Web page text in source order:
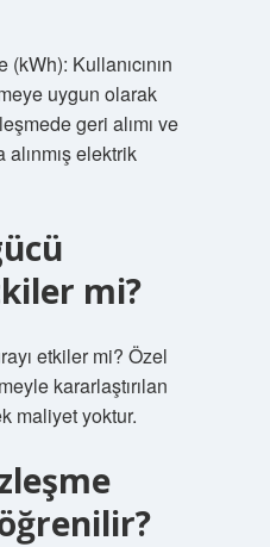
Kullanıcının
uygun olarak
geri alımı ve
alınmış elektrik
mi?
etkiler mi? Özel
kararlaştırılan
maliyet yoktur.